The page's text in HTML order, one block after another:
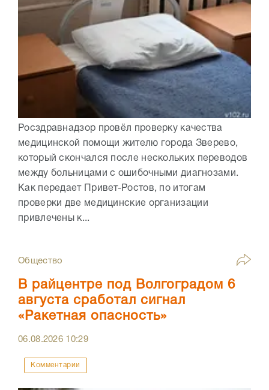
Росздравнадзор провёл проверку качества
медицинской помощи жителю города Зверево,
который скончался после нескольких переводов
между больницами с ошибочными диагнозами.
Как передает Привет-Ростов, по итогам
проверки две медицинские организации
привлечены к...
Общество
В райцентре под Волгоградом 6
августа сработал сигнал
«Ракетная опасность»
06.08.2026 10:29
Комментарии